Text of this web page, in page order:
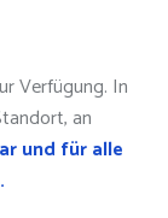
Verfügung. In
an
und für alle